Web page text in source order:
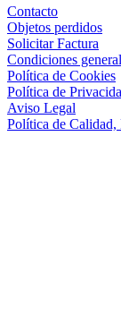
Contacto
Objetos perdidos
Solicitar Factura
Condiciones
Política de Cookies
Política de
Aviso Legal
Política de